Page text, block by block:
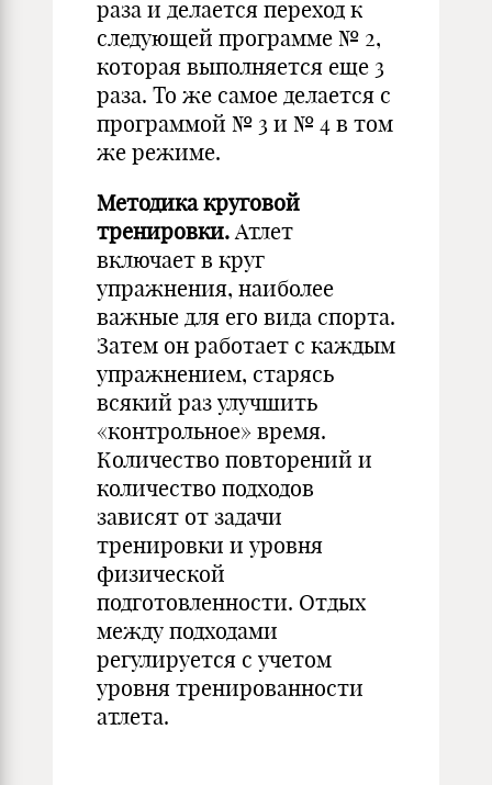
раза и делается переход к
следующей программе № 2,
которая выполняется еще 3
раза. То же самое делается с
программой № 3 и № 4 в том
же режиме.
Методика круговой
тренировки.Атлет
включает в круг
упражнения, наиболее
важные для его вида спорта.
Затем он работает с каждым
упражнением, старясь
всякий раз улучшить
«контрольное» время.
Количество повторений и
количество подходов
зависят от задачи
тренировки и уровня
физической
подготовленности. Отдых
между подходами
регулируется с учетом
уровня тренированности
атлета.